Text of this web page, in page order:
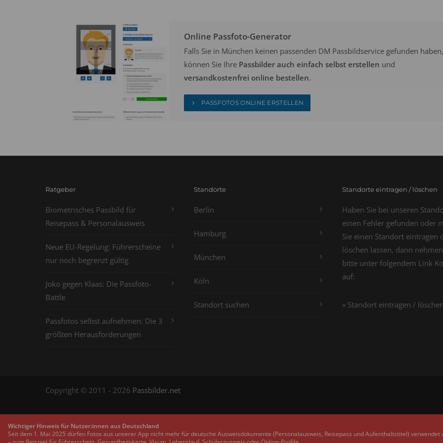
Online Passfoto-Generator
Falls Sie in München keinen passenden DM Passbildservice gefunden haben,
können Sie Ihre Passbilder auch einfach selbst erstellen und
versandkostenfrei online bestellen.
PASSFOTOS ONLINE ERSTELLEN
Ratgeber
Biometrisches Passbild für
Reisepass & Personalausweis
Neue EU-Regelung: Führerscheine
nur noch begrenzt gültig
Joko gegen Klaas: Die Passfoto-
Battle
Passfotos selbst aufnehmen: Die 3
größten Herausforderungen
Standorte
Berlin
Hamburg
München
Köln
Standort suchen
Standorte eintragen / löschen
Haben Sie bei unseren
einen Fehler gefunden oder
Sie einen Standort eintragen
löschen lassen, dann
bitte unter folgendem Link
auf:
» Standort eintragen / löschen
Copyright © 2011 - 2026 Passbilder.net
Wichtiger Hinweis für Nutzer:innen aus Deutschland
Seit dem 1. Mai 2025 dürfen Fotos aus unserer App nicht mehr für deutsche Ausweisdokumente (Personalausweis, Reisepass und Aufenthaltstitel)